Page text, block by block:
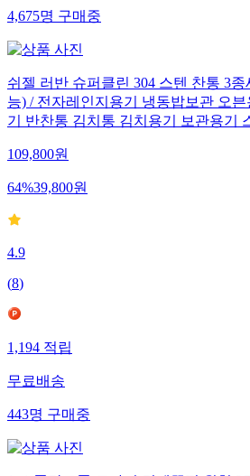
4,675명구매중
쉬젤 러반 슈퍼클린 304 스텐 찬통 3
능) / 전자레인지용기 냉동밥보관 오
기 반찬통 김치통 김치용기 보관용기
109,800원
64%39,800원
4.9
(8)
1,194적립
무료배송
443명구매중